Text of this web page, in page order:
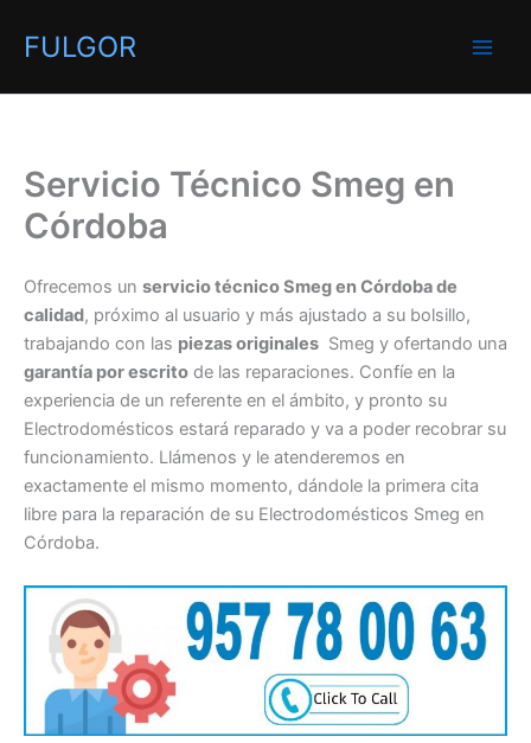
FULGOR
Servicio Técnico Smeg en
Córdoba
Ofrecemos un servicio técnico Smeg en Córdoba de
calidad, próximo al usuario y más ajustado a su bolsillo,
trabajando con las piezas originales Smeg y ofertando una
garantía por escrito de las reparaciones. Confíe en la
experiencia de un referente en el ámbito, y pronto su
Electrodomésticos estará reparado y va a poder recobrar su
funcionamiento. Llámenos y le atenderemos en
exactamente el mismo momento, dándole la primera cita
libre para la reparación de su Electrodomésticos Smeg en
Córdoba.